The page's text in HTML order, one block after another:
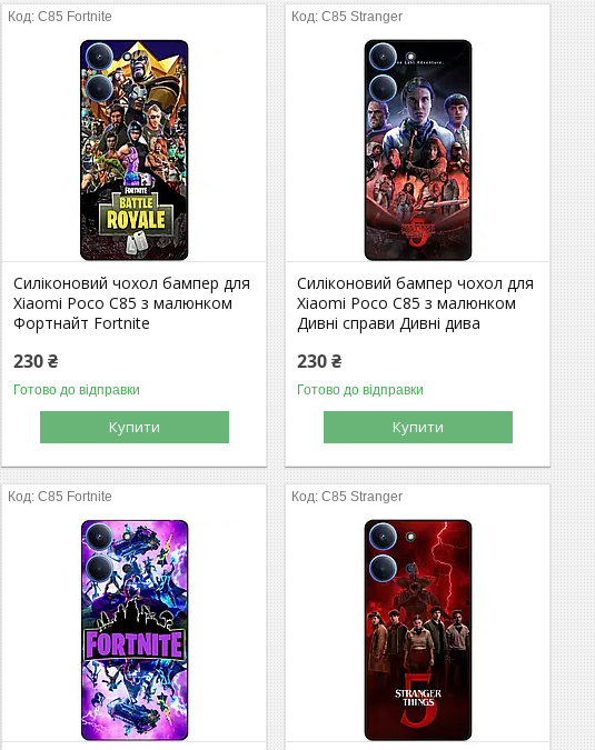
C85 Fortnite
Силіконовий чохол бампер для
Xiaomi Poco C85 з малюнком
Фортнайт Fortnite
230 ₴
Готово до відправки
Купити
C85 Stranger
Силіконовий бампер чохол для
Xiaomi Poco C85 з малюнком
Дивні справи Дивні дива
230 ₴
Готово до відправки
Купити
C85 Fortnite C85 Stranger